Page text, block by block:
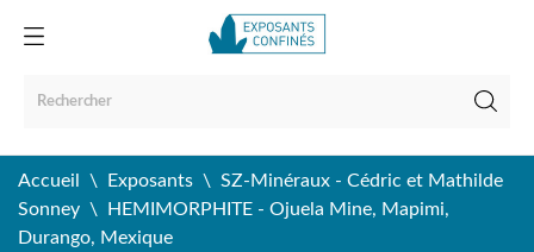
Accueil Exposants
SZ-Minéraux - Cédric et Mathilde
Sonney
HEMIMORPHITE - Ojuela Mine, Mapimi,
Durango, Mexique